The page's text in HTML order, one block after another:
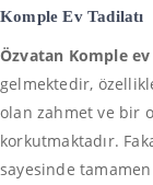
Komple Ev Tadilatı
Özvatan Komple
gelmektedir,
olan zahmet ve bir
korkutmaktadır.
sayesinde tamamen